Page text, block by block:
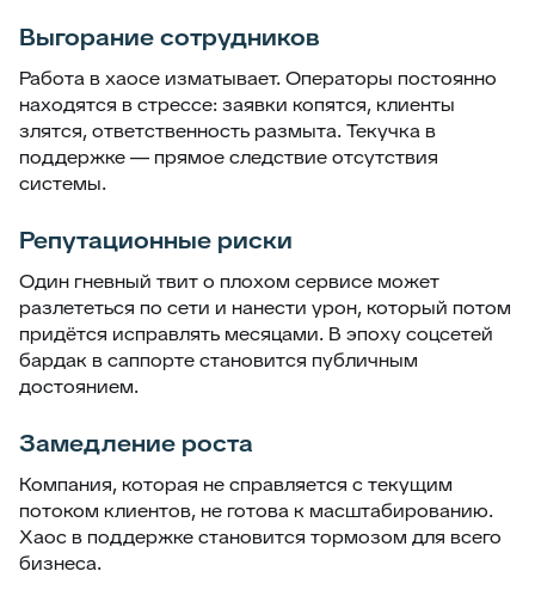
Выгорание сотрудников
Работа в хаосе изматывает. Операторы постоянно
находятся в стрессе: заявки копятся, клиенты
злятся, ответственность размыта. Текучка в
поддержке — прямое следствие отсутствия
системы.
Репутационные риски
Один гневный твит о плохом сервисе может
разлететься по сети и нанести урон, который потом
придётся исправлять месяцами. В эпоху соцсетей
бардак в саппорте становится публичным
достоянием.
Замедление роста
Компания, которая не справляется с текущим
потоком клиентов, не готова к масштабированию.
Хаос в поддержке становится тормозом для всего
бизнеса.